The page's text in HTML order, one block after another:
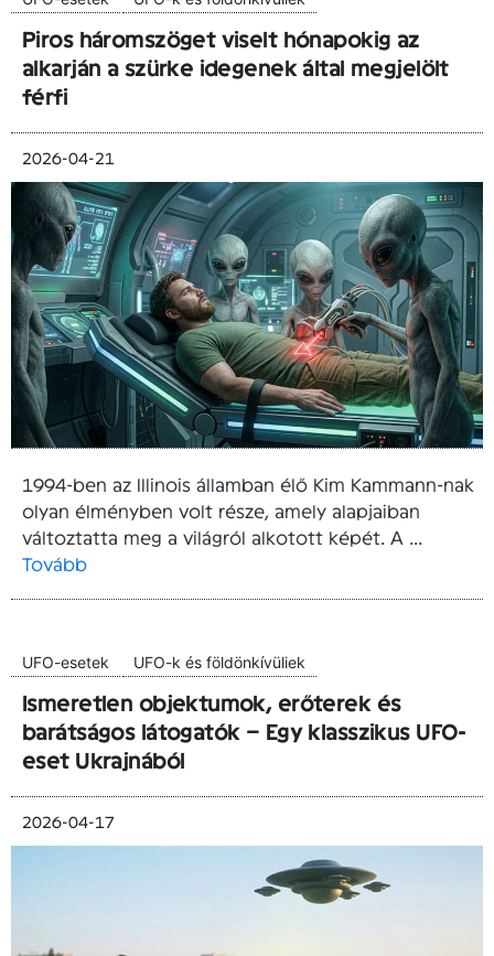
Piros háromszöget viselt hónapokig az
alkarján a szürke idegenek által megjelölt
férfi
2026-04-21
1994-ben az Illinois államban élő Kim Kammann-nak
olyan élményben volt része, amely alapjaiban
változtatta meg a világról alkotott képét. A ...
Tovább
UFO-esetek UFO-k és földönkívüliek
Ismeretlen objektumok, erőterek és
barátságos látogatók – Egy klasszikus UFO-
eset Ukrajnából
2026-04-17